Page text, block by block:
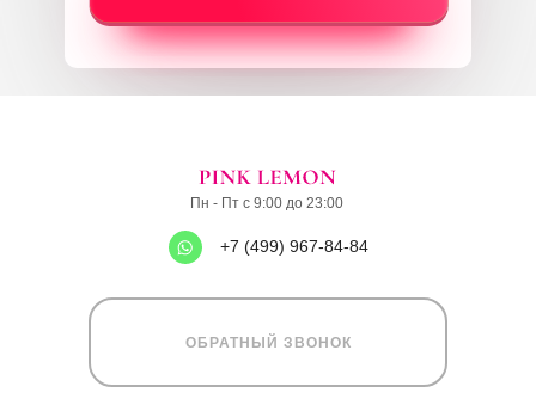
ОБРАТНЫЙ ЗВОНОК
+7 (499) 967-84-84
Пн - Пт с 9:00 до 23:00